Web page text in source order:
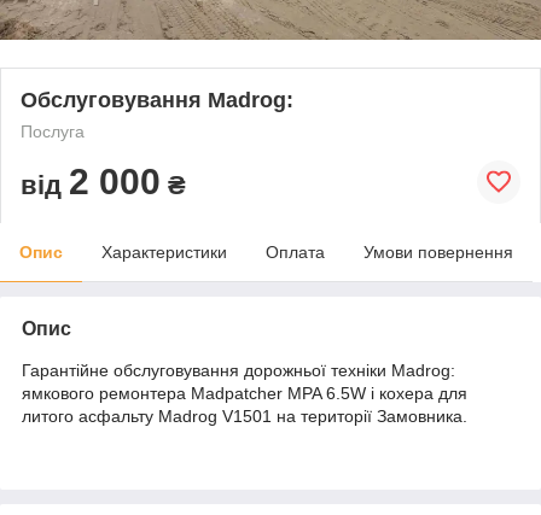
Обслуговування Madrog:
Послуга
від 2 000 ₴
Опис Характеристики Оплата Умови повернення
Опис
Гарантійне обслуговування дорожньої техніки Madrog:
ямкового ремонтера Madpatcher MPA 6.5W і кохера для
литого асфальту Madrog V1501 на території Замовника.